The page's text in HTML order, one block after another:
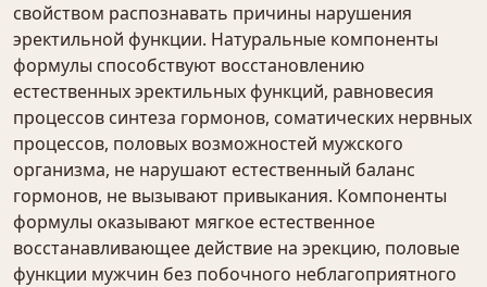
свойством распознавать причины нарушения
эректильной функции. Натуральные компоненты
формулы способствуют восстановлению
естественных эректильных функций, равновесия
процессов синтеза гормонов, соматических нервных
процессов, половых возможностей мужского
организма, не нарушают естественный баланс
гормонов, не вызывают привыкания. Компоненты
формулы оказывают мягкое естественное
восстанавливающее действие на эрекцию, половые
функции мужчин без побочного неблагоприятного